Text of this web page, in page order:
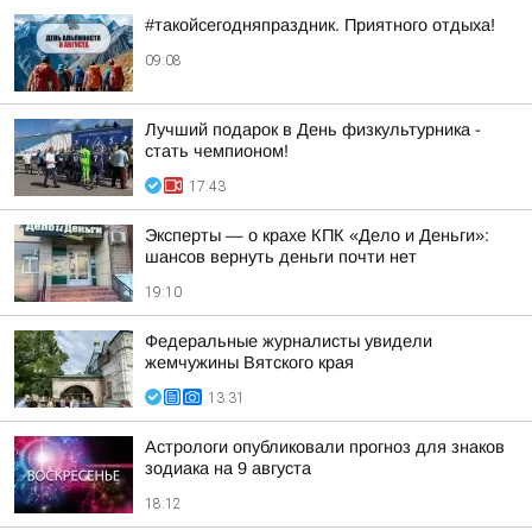
#такойсегодняпраздник. Приятного отдыха!
09:08
Лучший подарок в День физкультурника -
стать чемпионом!
17:43
Эксперты — о крахе КПК «Дело и Деньги»:
шансов вернуть деньги почти нет
19:10
Федеральные журналисты увидели
жемчужины Вятского края
13:31
Астрологи опубликовали прогноз для знаков
зодиака на 9 августа
18:12